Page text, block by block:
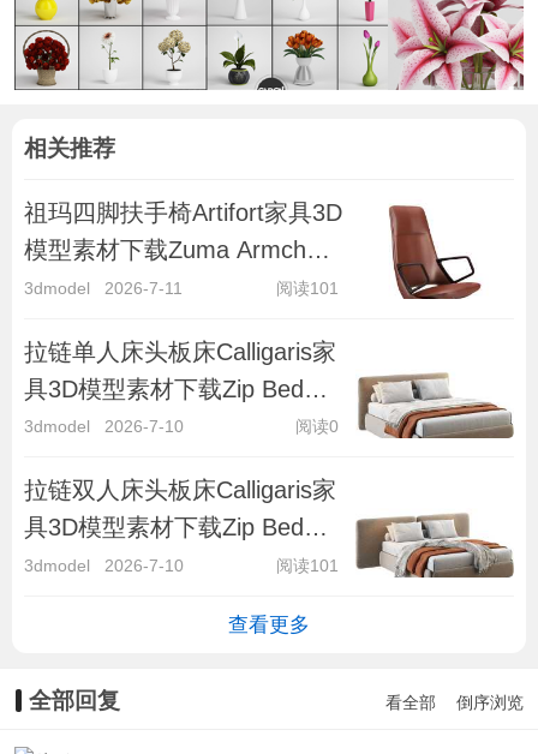
相关推荐
祖玛四脚扶手椅Artifort家具3D
模型素材下载Zuma Armchair
4-legged by Artifort
3dmodel 2026-7-11 阅读101
拉链单人床头板床Calligaris家
具3D模型素材下载Zip Bed
with Single Headboard by Cal
3dmodel 2026-7-10 阅读0
拉链双人床头板床Calligaris家
具3D模型素材下载Zip Bed
with Double Headboard by
3dmodel 2026-7-10 阅读101
查看更多
全部回复 看全部 倒序浏览